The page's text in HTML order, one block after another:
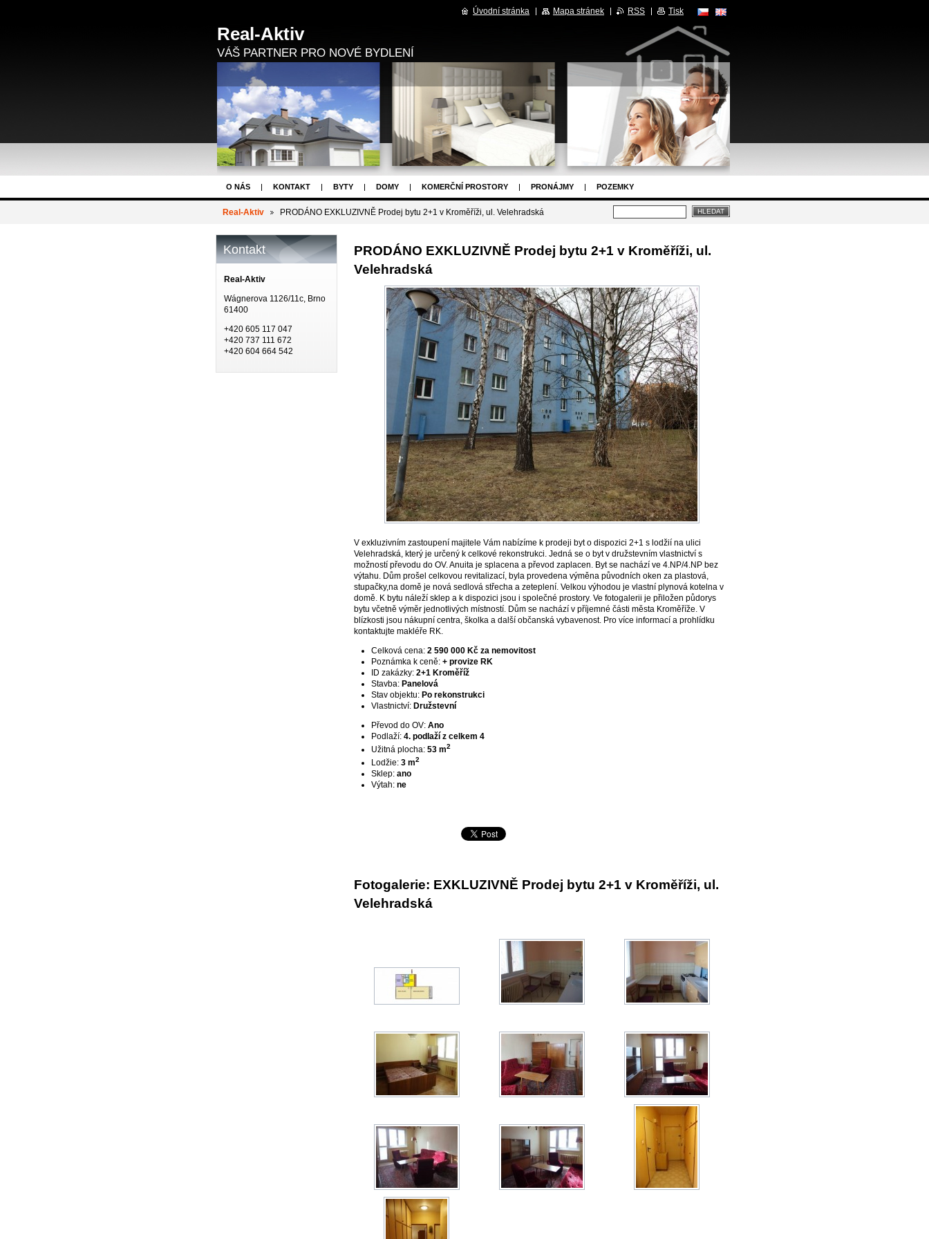
Real-Aktiv
VÁŠ PARTNER PRO NOVÉ BYDLENÍ
O NÁS KONTAKT BYTY DOMY KOMERČNÍ PROSTORY PRONÁJMY POZEMKY
DEVELOPERSKÉ PROJEKTY NAPIŠTE NÁM ZPRÁVY OSTATNÍ
Real-Aktiv PRODÁNO EXKLUZIVNĚ Prodej bytu 2+1 v Kroměříži, ul. Velehradská
PRODÁNO EXKLUZIVNĚ Prodej bytu 2+1 v Kroměříži, ul.
Velehradská
V exkluzivním zastoupení majitele Vám nabízíme k prodeji byt o dispozici 2+1 s lodžií na ulici
Velehradská, který je určený k celkové rekonstrukci. Jedná se o byt v družstevním vlastnictví s
možností převodu do OV. Anuita je splacena a převod zaplacen. Byt se nachází ve 4.NP/4.NP bez
výtahu. Dům prošel celkovou revitalizací, byla provedena výměna původních oken za plastová,
stupačky,na domě je nová sedlová střecha a zeteplení. Velkou výhodou je vlastní plynová kotelna v
domě. K bytu náleží sklep a k dispozici jsou i společné prostory. Ve fotogalerii je přiložen půdorys
bytu včetně výměr jednotlivých místností. Dům se nachází v příjemné části města Kroměříže. V
blízkosti jsou nákupní centra, školka a další občanská vybavenost. Pro více informací a prohlídku
kontaktujte makléře RK.
Celková cena: 2 590 000 Kč za nemovitost
Poznámka k ceně: + provize RK
ID zakázky: 2+1 Kroměříž
Stavba: Panelová
Stav objektu: Po rekonstrukci
Vlastnictví: Družstevní
Převod do OV: Ano
Podlaží: 4. podlaží z celkem 4
Užitná plocha: 53 m2
Lodžie: 3 m2
Sklep: ano
Výtah: ne
Fotogalerie: EXKLUZIVNĚ Prodej bytu 2+1 v Kroměříži, ul.
Velehradská
Kontakt
Real-Aktiv
Wágnerova 1126/11c, Brno
61400
+420 605 117 047
+420 737 111 672
+420 604 664 542
Úvodní stránka Mapa stránek RSS Tisk